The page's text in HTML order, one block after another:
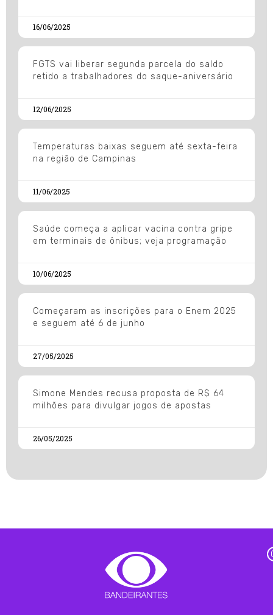
16/06/2025
FGTS vai liberar segunda parcela do saldo
retido a trabalhadores do saque-aniversário
12/06/2025
Temperaturas baixas seguem até sexta-feira
na região de Campinas
11/06/2025
Saúde começa a aplicar vacina contra gripe
em terminais de ônibus; veja programação
10/06/2025
Começaram as inscrições para o Enem 2025
e seguem até 6 de junho
27/05/2025
Simone Mendes recusa proposta de R$ 64
milhões para divulgar jogos de apostas
26/05/2025